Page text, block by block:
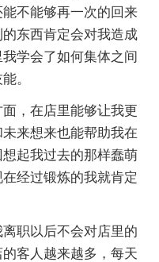
不能够再一次的回来
东西肯定会对我造成
学会了如何集体之间
。
，在店里能够让我更
来想来也能帮助我在
起我过去的那样蠢萌
经过锻炼的我就肯定
职以后不会对店里的
客人越来越多，每天